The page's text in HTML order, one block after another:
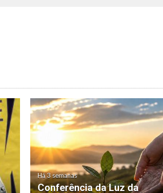
Há 3 semanas
Conferência da Luz da